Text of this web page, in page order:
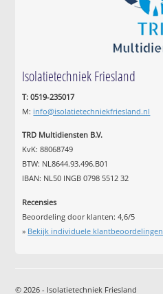
Isolatietechniek Friesland
T: 0519-235017
M: info@isolatietechniekfriesland.nl
TRD Multidiensten B.V.
KvK: 88068749
BTW: NL8644.93.496.B01
IBAN: NL50 INGB 0798 5512 32
Recensies
Beoordeling door klanten:4,6/5
» Bekijk individuele klantbeoordelingen
© 2026 - Isolatietechniek Friesland